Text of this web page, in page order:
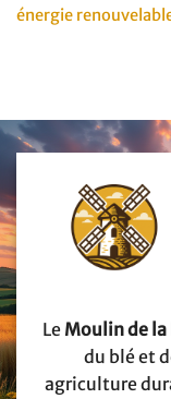
énergie
Le Moulin de la
du blé et
agriculture